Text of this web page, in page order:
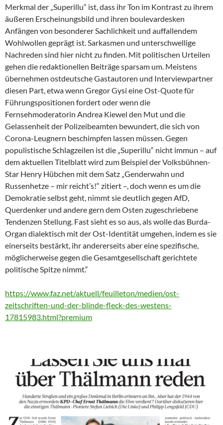
Merkmal der „Superillu“ ist, dass ihr Ton im Kontrast zu ihrem
äußeren Erscheinungsbild und ihren boulevardesken
Anfängen von besonderer Sachlichkeit und auffallendem
Wohlwollen geprägt ist. Sarkasmen und unterschwellige
Nachreden sind hier nicht zu finden. Mit politischen Urteilen
gehen die redaktionellen Beiträge sparsam um. Meistens
übernehmen ostdeutsche Gastautoren und Interviewpartner
diesen Part, etwa wenn Gregor Gysi eine Ost-Quote für
Führungspositionen fordert oder wenn die
Fernsehmoderatorin An­drea Kiewel den Mut und die
Gelassenheit der Polizeibeamten bewundert, die sich von
Corona-Leugnern beschimpfen lassen müssen. Gegen
populistische Schlagzeilen ist die „Superillu“ nicht immun – auf
dem aktuellen Titelblatt wird zum Beispiel der Volksbühnen-
Star Henry Hübchen mit dem Satz „Genderwahn und
Russenhetze – mir reicht’s!“ zitiert –, doch wenn es um die
Demokratie selbst geht, nimmt sie deutlich gegen AfD,
Querdenker und andere gern dem Osten zugeschriebene
Tendenzen Stellung. Fast sieht es so aus, als wolle das Burda-
Organ dialektisch mit der Ost-Identität umgehen, indem es sie
einerseits bestärkt, ihr andererseits aber eine spezifische,
möglicherweise gegen die Gesamtgesellschaft gerichtete
politische Spitze nimmt.“
https://www.faz.net/aktuell/feuilleton/medien/ost-
zeitschriften-und-der-blinde-fleck-des-westens-
17815983.html?premium